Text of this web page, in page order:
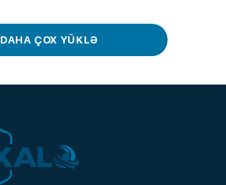
DAHA ÇOX YÜKLƏ